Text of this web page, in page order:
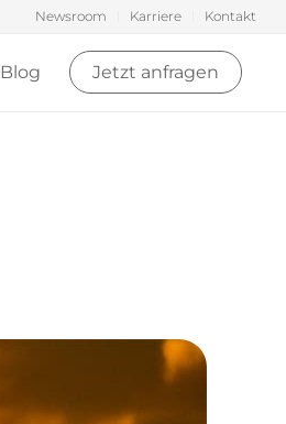
Newsroom Karriere Kontakt
Blog Jetzt anfragen